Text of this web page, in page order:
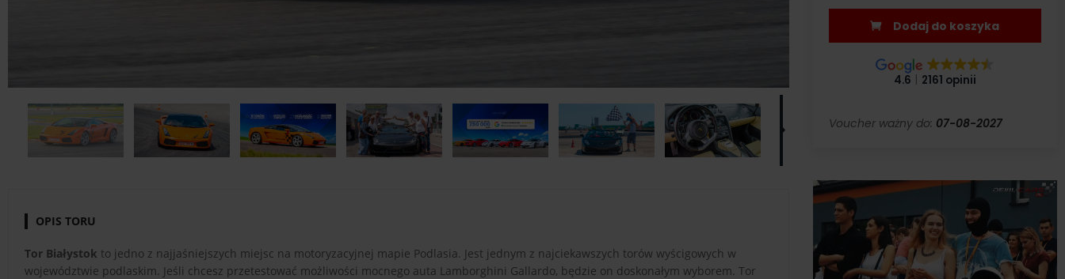
OPIS TORU
Tor Białystok to jedno z najjaśniejszych miejsc na motoryzacyjnej mapie Podlasia. Jest jednym z najciekawszych torów wyścigowych w
województwie podlaskim. Jeśli chcesz przetestować możliwości mocnego auta Lamborghini Gallardo, będzie on doskonałym wyborem. Tor
Dodaj do koszyka
4.6 2161 opinii
Voucher ważny do: 07-08-2027